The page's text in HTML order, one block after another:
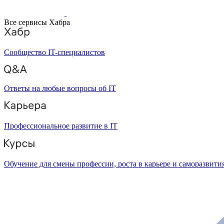
Все сервисы Хабра
Сообщество IT-специалистов
Ответы на любые вопросы об IT
Профессиональное развитие в IT
Обучение для смены профессии, роста в карьере и